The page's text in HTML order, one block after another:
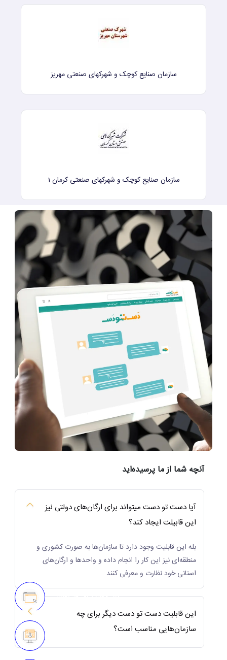
سازمان صنایع کوچک و شهرکهای صنعتی مهریز
سازمان صنایع کوچک و شهرکهای صنعتی کرمان 1
آنچه شما از ما پرسیده‌اید
آیا دست تو دست میتواند برای ارگان‌های دولتی نیز
این قابیلت ایجاد کند؟
بله این قابلیت وجود دارد تا سازمان‌ها به صورت کشوری و
منطقه‌ای نیز این کار را انجام داده و واحد‌ها و ارگان‌های
استانی خود نظارت و معرفی کنند
این قابلیت دست تو دست دیگر برای چه
سازمان‌هایی مناسب است؟
پنل مجزا برای هر بخش